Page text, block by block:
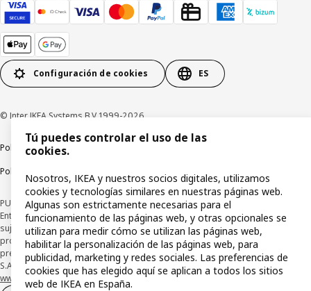
Configuración de cookies ES
© Inter IKEA Systems B.V 1999-2026
Política de privacidad
Política de divulgación responsable
PUBLICIDAD: *Financiación a través de la tarjeta IKEA VISA emitida por la
Entidad de Pago híbrida CaixaBank Payments & Consumer, E.F.C., E.P., S.A.U., y
sujeta a su organización. La entidad ha escogido como sistema de
protección de los fondos recibidos de usuarios de servicios de pago que
presta su depósito en una cuenta bancaria separada abierta en CaixaBank,
S.A. Conoce más acerca de las formas de pago de tu tarjeta aquí:
www.caixabankpc.com/es/productos. ​
Tú puedes controlar el uso de las
cookies.
Nosotros, IKEA y nuestros socios digitales, utilizamos
cookies y tecnologías similares en nuestras páginas web.
Algunas son estrictamente necesarias para el
funcionamiento de las páginas web, y otras opcionales se
utilizan para medir cómo se utilizan las páginas web,
habilitar la personalización de las páginas web, para
publicidad, marketing y redes sociales. Las preferencias de
cookies que has elegido aquí se aplican a todos los sitios
web de IKEA en España.